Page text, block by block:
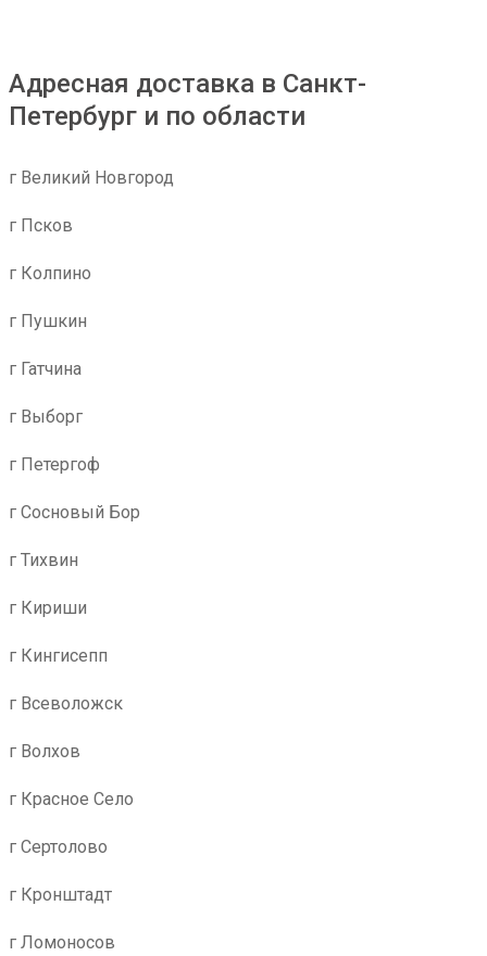
Адресная доставка в Санкт-
Петербург и по области
г Великий Новгород
г Псков
г Колпино
г Пушкин
г Гатчина
г Выборг
г Петергоф
г Сосновый Бор
г Тихвин
г Кириши
г Кингисепп
г Всеволожск
г Волхов
г Красное Село
г Сертолово
г Кронштадт
г Ломоносов